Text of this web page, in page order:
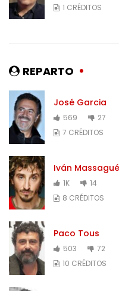
1 CRÉDITOS
REPARTO
José Garcia
569
27
7 CRÉDITOS
Iván Massagué
1K
14
8 CRÉDITOS
Paco Tous
503
72
10 CRÉDITOS